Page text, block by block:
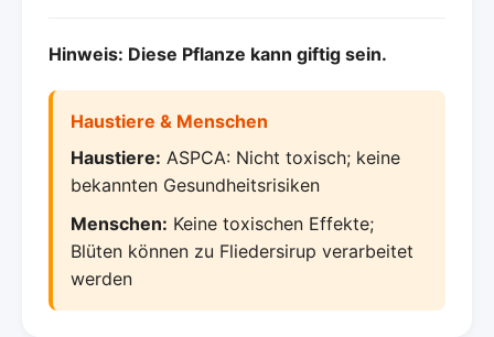
Hinweis: Diese Pflanze kann giftig sein.
Haustiere & Menschen
Haustiere: ASPCA: Nicht toxisch; keine
bekannten Gesundheitsrisiken
Menschen: Keine toxischen Effekte;
Blüten können zu Fliedersirup verarbeitet
werden